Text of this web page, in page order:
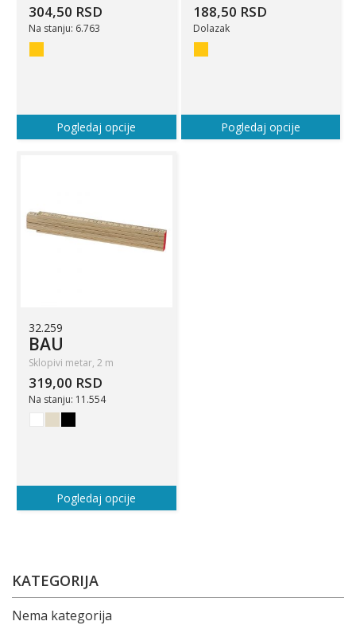
304,50 RSD
Na stanju: 6.763
Pogledaj opcije
188,50 RSD
Dolazak
Pogledaj opcije
32.259
BAU
Sklopivi metar, 2 m
319,00 RSD
Na stanju: 11.554
Pogledaj opcije
KATEGORIJA
Nema kategorija